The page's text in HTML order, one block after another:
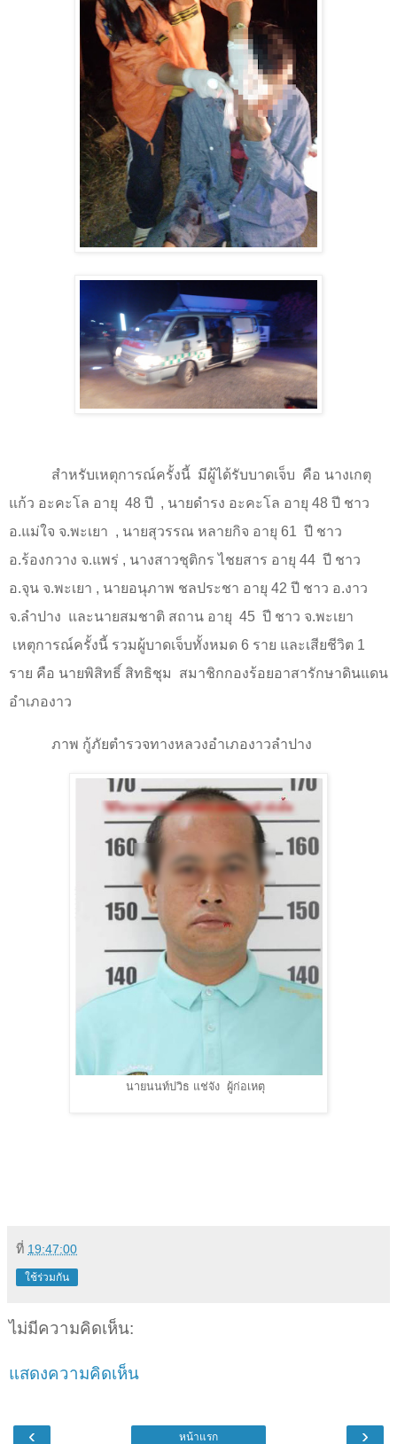
สำหรับเหตุการณ์ครั้งนี้ มีผู้ได้รับบาดเจ็บ คือ นางเกตุ
แก้ว อะคะโล อายุ 48 ปี , นายดำรง อะคะโล อายุ 48 ปี ชาว
อ.แม่ใจ จ.พะเยา , นายสุวรรณ หลายกิจ อายุ 61 ปี ชาว
อ.ร้องกวาง จ.แพร่ , นางสาวชุติกร ไชยสาร อายุ 44 ปี ชาว
อ.จุน จ.พะเยา , นายอนุภาพ ชลประชา อายุ 42 ปี ชาว อ.งาว
จ.ลำปาง และนายสมชาติ สถาน อายุ 45 ปี ชาว จ.พะเยา
เหตุการณ์ครั้งนี้ รวมผู้บาดเจ็บทั้งหมด 6 ราย และเสียชีวิต 1
ราย คือ นายพิสิทธิ์ สิทธิชุม
สมาชิกกองร้อยอาสารักษาดินแดน
อำเภองาว
ภาพ กู้ภัยตำรวจทางหลวงอำเภองาวลำปาง
นายนนท์ปวิธ แช่จัง ผู้ก่อเหตุ
ที่ 19:47:00
ใช้ร่วมกัน
ไม่มีความคิดเห็น:
แสดงความคิดเห็น
‹ ›
หน้าแรก